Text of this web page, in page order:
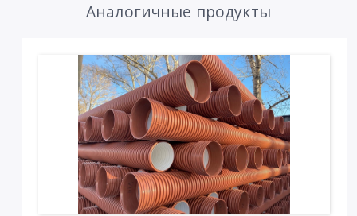
Аналогичные продукты